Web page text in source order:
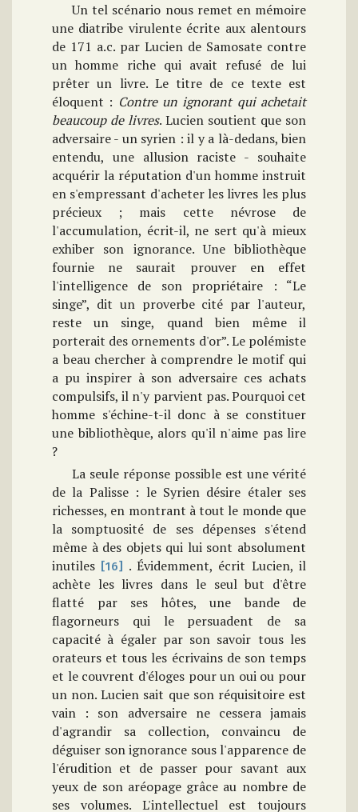
Un tel scénario nous remet en mémoire
une diatribe virulente écrite aux alentours
de 171 a.c. par Lucien de Samosate contre
un homme riche qui avait refusé de lui
prêter un livre. Le titre de ce texte est
éloquent : Contre un ignorant qui achetait
beaucoup de livres. Lucien soutient que son
adversaire - un syrien : il y a là-dedans, bien
entendu, une allusion raciste - souhaite
acquérir la réputation d'un homme instruit
en s'empressant d'acheter les livres les plus
précieux ; mais cette névrose de
l'accumulation, écrit-il, ne sert qu'à mieux
exhiber son ignorance. Une bibliothèque
fournie ne saurait prouver en effet
l'intelligence de son propriétaire : “Le
singe”, dit un proverbe cité par l'auteur,
reste un singe, quand bien même il
porterait des ornements d'or”. Le polémiste
a beau chercher à comprendre le motif qui
a pu inspirer à son adversaire ces achats
compulsifs, il n'y parvient pas. Pourquoi cet
homme s'échine-t-il donc à se constituer
une bibliothèque, alors qu'il n'aime pas lire
?
La seule réponse possible est une vérité
de la Palisse : le Syrien désire étaler ses
richesses, en montrant à tout le monde que
la somptuosité de ses dépenses s'étend
même à des objets qui lui sont absolument
inutiles [16]
. Évidemment, écrit Lucien, il
achète les livres dans le seul but d'être
flatté par ses hôtes, une bande de
flagorneurs qui le persuadent de sa
capacité à égaler par son savoir tous les
orateurs et tous les écrivains de son temps
et le couvrent d'éloges pour un oui ou pour
un non. Lucien sait que son réquisitoire est
vain : son adversaire ne cessera jamais
d'agrandir sa collection, convaincu de
déguiser son ignorance sous l'apparence de
l'érudition et de passer pour savant aux
yeux de son aréopage grâce au nombre de
ses volumes. L'intellectuel est toujours